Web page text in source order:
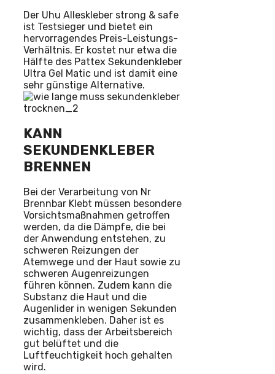
Der Uhu Alleskleber strong & safe
ist Testsieger und bietet ein
hervorragendes Preis-Leistungs-
Verhältnis. Er kostet nur etwa die
Hälfte des Pattex Sekundenkleber
Ultra Gel Matic und ist damit eine
sehr günstige Alternative.
KANN
SEKUNDENKLEBER
BRENNEN
Bei der Verarbeitung von Nr
Brennbar Klebt müssen besondere
Vorsichtsmaßnahmen getroffen
werden, da die Dämpfe, die bei
der Anwendung entstehen, zu
schweren Reizungen der
Atemwege und der Haut sowie zu
schweren Augenreizungen
führen können. Zudem kann die
Substanz die Haut und die
Augenlider in wenigen Sekunden
zusammenkleben. Daher ist es
wichtig, dass der Arbeitsbereich
gut belüftet und die
Luftfeuchtigkeit hoch gehalten
wird.